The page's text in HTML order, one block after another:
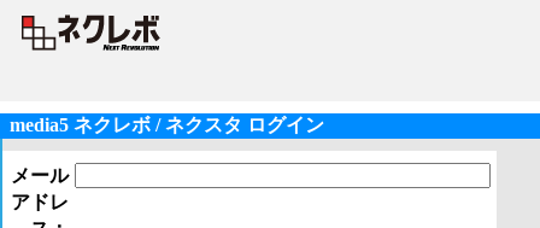
media5 ネクレボ / ネクスタ ログイン
メール
アドレ